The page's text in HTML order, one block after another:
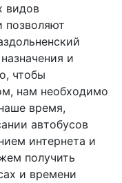
видов
позволяют
и
чтобы
нам необходимо
время,
автобусов
интернета и
получить
и времени